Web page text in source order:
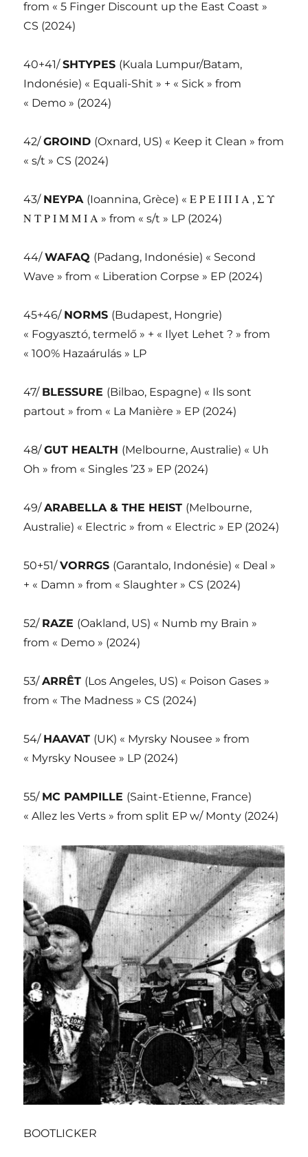
from « 5 Finger Discount up the East Coast »
CS (2024)
40+41/SHTYPES (Kuala Lumpur/Batam,
Indonésie) « Equali-Shit » + « Sick » from
« Demo » (2024)
42/GROIND (Oxnard, US) « Keep it Clean » from
« s/t » CS (2024)
43/ NEYPA (Ioannina, Grèce) « Ε Ρ Ε Ι Π Ι Α , Σ Υ
Ν Τ Ρ Ι Μ Μ Ι Α » from « s/t » LP (2024)
44/WAFAQ (Padang, Indonésie) « Second
Wave » from « Liberation Corpse » EP (2024)
45+46/ NORMS (Budapest, Hongrie)
« Fogyasztó, termelő » + « Ilyet Lehet ? » from
« 100% Hazaárulás » LP
47/ BLESSURE (Bilbao, Espagne) « Ils sont
partout » from « La Manière » EP (2024)
48/GUT HEALTH (Melbourne, Australie) « Uh
Oh » from « Singles ’23 » EP (2024)
49/ARABELLA & THE HEIST (Melbourne,
Australie) « Electric » from « Electric » EP (2024)
50+51/VORRGS (Garantalo, Indonésie) « Deal »
+ « Damn » from « Slaughter » CS (2024)
52/ RAZE (Oakland, US) « Numb my Brain »
from « Demo » (2024)
53/ARRÊT (Los Angeles, US) « Poison Gases »
from « The Madness » CS (2024)
54/ HAAVAT (UK) « Myrsky Nousee » from
« Myrsky Nousee » LP (2024)
55/ MC PAMPILLE (Saint-Etienne, France)
« Allez les Verts » from split EP w/ Monty (2024)
BOOTLICKER